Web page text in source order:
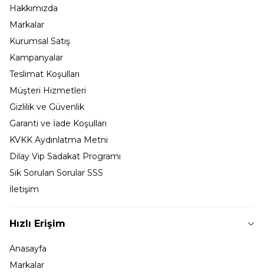
Hakkımızda
Markalar
Kurumsal Satış
Kampanyalar
Teslimat Koşulları
Müşteri Hizmetleri
Gizlilik ve Güvenlik
Garanti ve İade Koşulları
KVKK Aydınlatma Metni
Dilay Vip Sadakat Programı
Sık Sorulan Sorular SSS
İletişim
Hızlı Erişim
Anasayfa
Markalar